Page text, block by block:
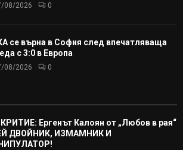
08/2026 0
се върна в София след впечатляваща
с 3:0 в Европа
08/2026 0
Ергенът Калоян от „Любов в рая“
ДВОЙНИК, ИЗМАМНИК И